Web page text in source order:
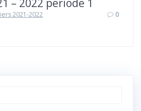
– 2022 periode 1
2021-2022
0